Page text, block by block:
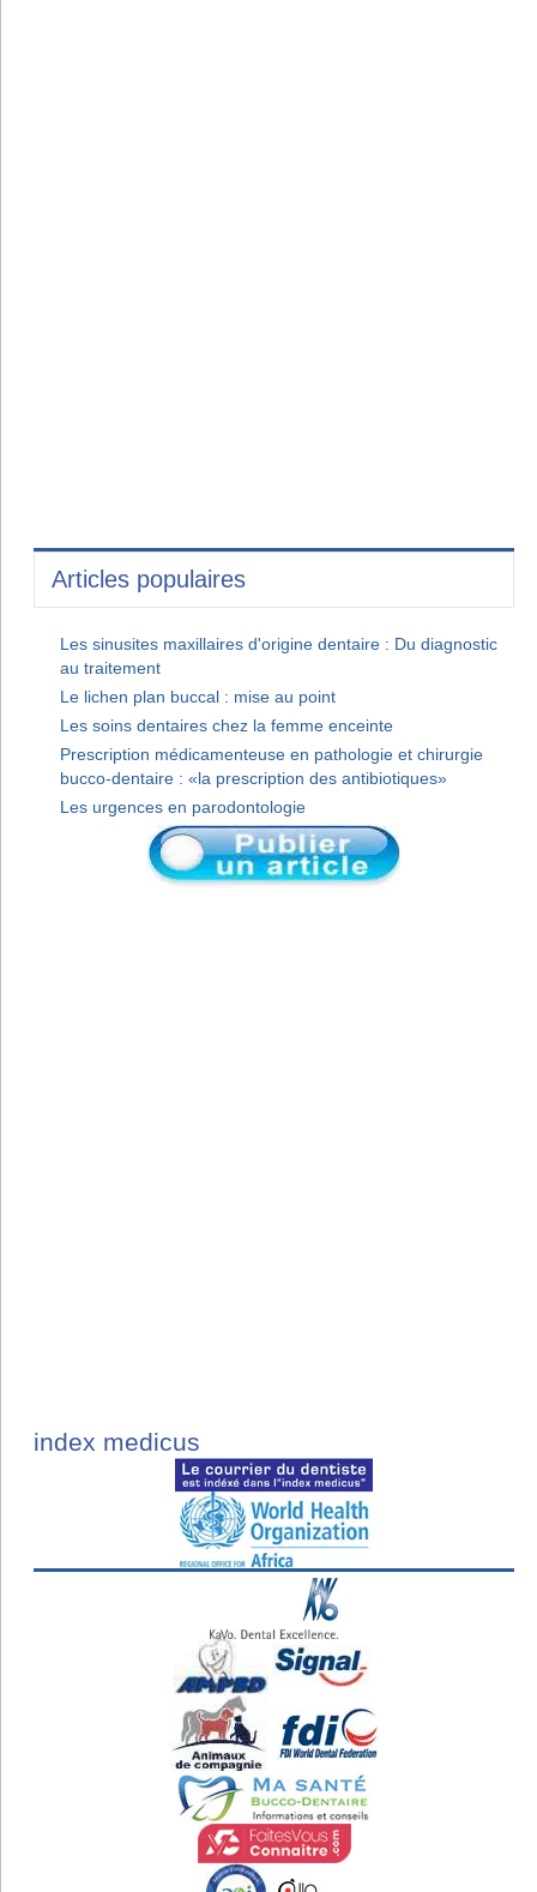
Articles populaires
Les sinusites maxillaires d'origine dentaire : Du diagnostic
au traitement
Le lichen plan buccal : mise au point
Les soins dentaires chez la femme enceinte
Prescription médicamenteuse en pathologie et chirurgie
bucco-dentaire : «la prescription des antibiotiques»
Les urgences en parodontologie
index medicus